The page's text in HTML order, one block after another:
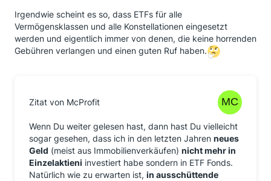
Irgendwie scheint es so, dass ETFs für alle
Vermögensklassen und alle Konstellationen eingesetzt
werden und eigentlich immer von denen, die keine horrenden
Gebühren verlangen und einen guten Ruf haben.
Zitat von McProfit
Wenn Du weiter gelesen hast, dann hast Du vielleicht
sogar gesehen, dass ich in den letzten Jahren neues
Geld (meist aus Immobilienverkäufen) nicht mehr in
Einzelaktieni investiert habe sondern in ETF Fonds.
Natürlich wie zu erwarten ist, in ausschüttende